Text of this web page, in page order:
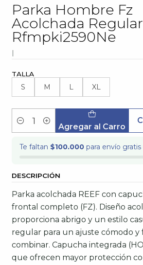
Parka Hombre Fz
Acolchada
Rfmpki2590Ne
|
TALLA
S M L XL
Cantidad Agregar al Carro
Te faltan $100.000 para envío gratis
DESCRIPCIÓN
Parka acolchada REEF con
frontal completo (FZ). Diseño
proporciona abrigo y un estilo
regular para un ajuste cómodo y
combinar. Capucha integrada
que ofrecen mayor protección